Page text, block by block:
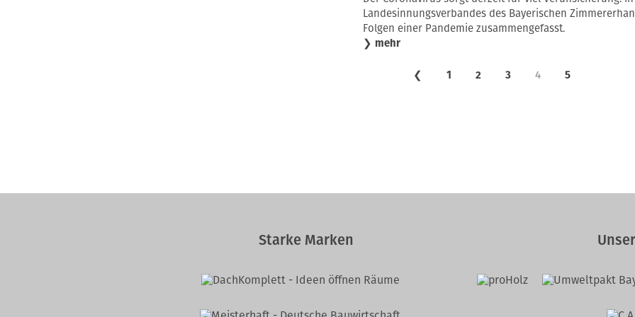
Landesinnungsverbandes des Bayerischen
Folgen einer Pandemie zusammengefasst.
❯ mehr
❮ 1 2 3 4 5
Starke Marken